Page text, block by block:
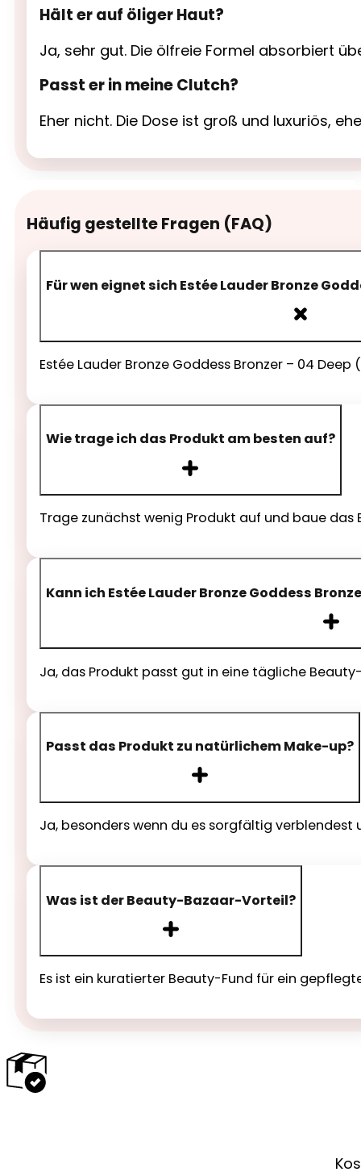
Hält er auf öliger Haut?
Ja, sehr gut. Die ölfreie Formel absorbiert
Passt er in meine Clutch?
Eher nicht. Die Dose ist groß und luxuriös,
Häufig gestellte Fragen (FAQ)
Für wen eignet sich Estée Lauder Bronze
Estée Lauder Bronze Goddess Bronzer – 04
Wie trage ich das Produkt am besten auf?
Trage zunächst wenig Produkt auf und baue das
Kann ich Estée Lauder Bronze Goddess
Ja, das Produkt passt gut in eine tägliche
Passt das Produkt zu natürlichem Make-up?
Ja, besonders wenn du es sorgfältig
Was ist der Beauty-Bazaar-Vorteil?
Es ist ein kuratierter Beauty-Fund für ein